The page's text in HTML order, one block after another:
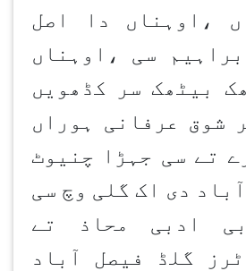
،اوہناں دا اصل
سی ،اوہناں
بیٹھک سر کڈھویں
شوق عرفانی ہوراں
تے سی جہڑا چنیوٹ
دی اک گلی وچ سی
ادبی محاذ تے
گلڈ فیصل آباد